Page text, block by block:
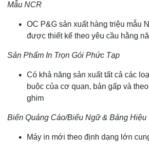
Mẫu NCR
OC P&G sản xuất hàng triệu mẫu
được thiết kế theo yêu cầu hằng
Sản Phẩm In Trọn Gói Phức Tạp
Có khả năng sản xuất tất cả các
buộc của cơ quan, bản gấp và
ghim
Biển Quảng Cáo/Biểu Ngữ & Bảng Hiệu
Máy in mới theo định dạng lớn